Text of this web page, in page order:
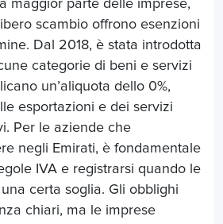
maggior parte delle imprese,
scambio offrono esenzioni
Dal 2018, è stata introdotta
categorie di beni e servizi
un’aliquota dello 0%,
esportazioni e dei servizi
Per le aziende che
negli Emirati, è fondamentale
IVA e registrarsi quando le
certa soglia. Gli obblighi
chiari, ma le imprese